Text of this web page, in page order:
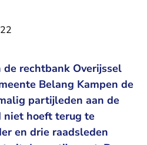
rechtbank Overijssel
Belang Kampen de
partijleden aan de
niet hoeft terug te
en drie raadsleden